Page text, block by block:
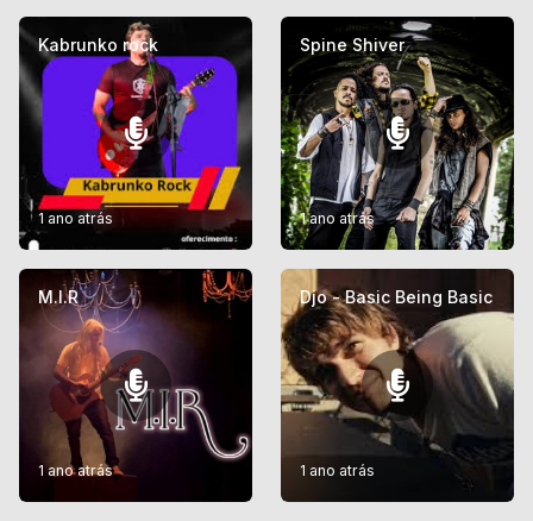
Kabrunko rock
1 ano atrás
Spine Shiver
1 ano atrás
M.I.R
1 ano atrás
Djo - Basic Being Basic
1 ano atrás